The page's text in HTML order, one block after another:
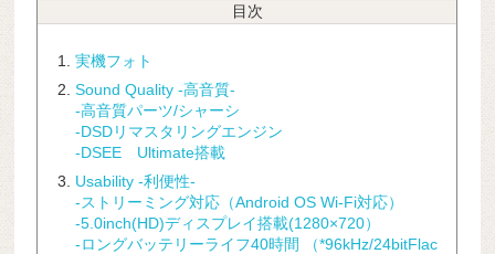
目次
実機フォト
Sound Quality -高音質-
-高音質パーツ/シャーシ
-DSDリマスタリングエンジン
-DSEE Ultimate搭載
Usability -利便性-
-ストリーミング対応（Android OS Wi-Fi対応）
-5.0inch(HD)ディスプレイ搭載(1280×720）
-ロングバッテリーライフ40時間 （*96kHz/24bitFlac